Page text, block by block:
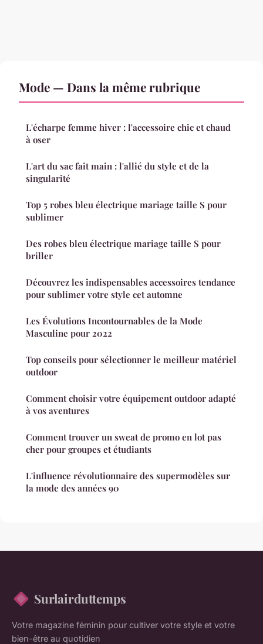
Mode — Dans la même rubrique
L'écharpe femme hiver : l'accessoire chic et chaud
à oser
L'art du sac fait main : l'allié du style et de la
singularité
Top 5 robes bleu électrique mariage taille S pour
sublimer
Des robes bleu électrique mariage taille S pour
briller
Découvrez les indispensables accessoires tendance
pour sublimer votre style cet automne
Les Évolutions Incontournables de la Mode
Masculine pour 2022
Top conseils pour sélectionner le meilleur matériel
outdoor
Comment choisir votre équipement outdoor adapté
à vos aventures
Comment trouver un sweat de promo en lot pas
cher pour groupes et étudiants
L'influence révolutionnaire des supermodèles sur
la mode des années 90
Surlairduttemps
Votre magazine féminin pour cultiver votre style et votre
bien-être au quotidien